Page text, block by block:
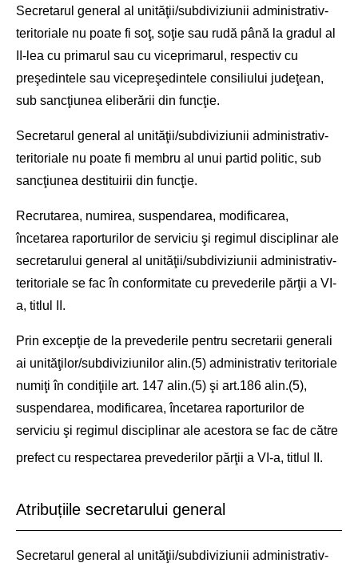
Secretarul general al unităţii/subdiviziunii administrativ-
teritoriale nu poate fi soţ, soţie sau rudă până la gradul al
II-lea cu primarul sau cu viceprimarul, respectiv cu
preşedintele sau vicepreşedintele consiliului judeţean,
sub sancţiunea eliberării din funcţie.
Secretarul general al unităţii/subdiviziunii administrativ-
teritoriale nu poate fi membru al unui partid politic, sub
sancţiunea destituirii din funcţie.
Recrutarea, numirea, suspendarea, modificarea,
încetarea raporturilor de serviciu şi regimul disciplinar ale
secretarului general al unităţii/subdiviziunii administrativ-
teritoriale se fac în conformitate cu prevederile părţii a VI-
a, titlul II.
Prin excepţie de la prevederile pentru secretarii generali
ai unităţilor/subdiviziunilor alin.(5) administrativ teritoriale
numiţi în condiţiile art. 147 alin.(5) şi art.186 alin.(5),
suspendarea, modificarea, încetarea raporturilor de
serviciu şi regimul disciplinar ale acestora se fac de către
prefect cu respectarea prevederilor părţii a VI-a, titlul II.
Atribuțiile secretarului general
Secretarul general al unităţii/subdiviziunii administrativ-